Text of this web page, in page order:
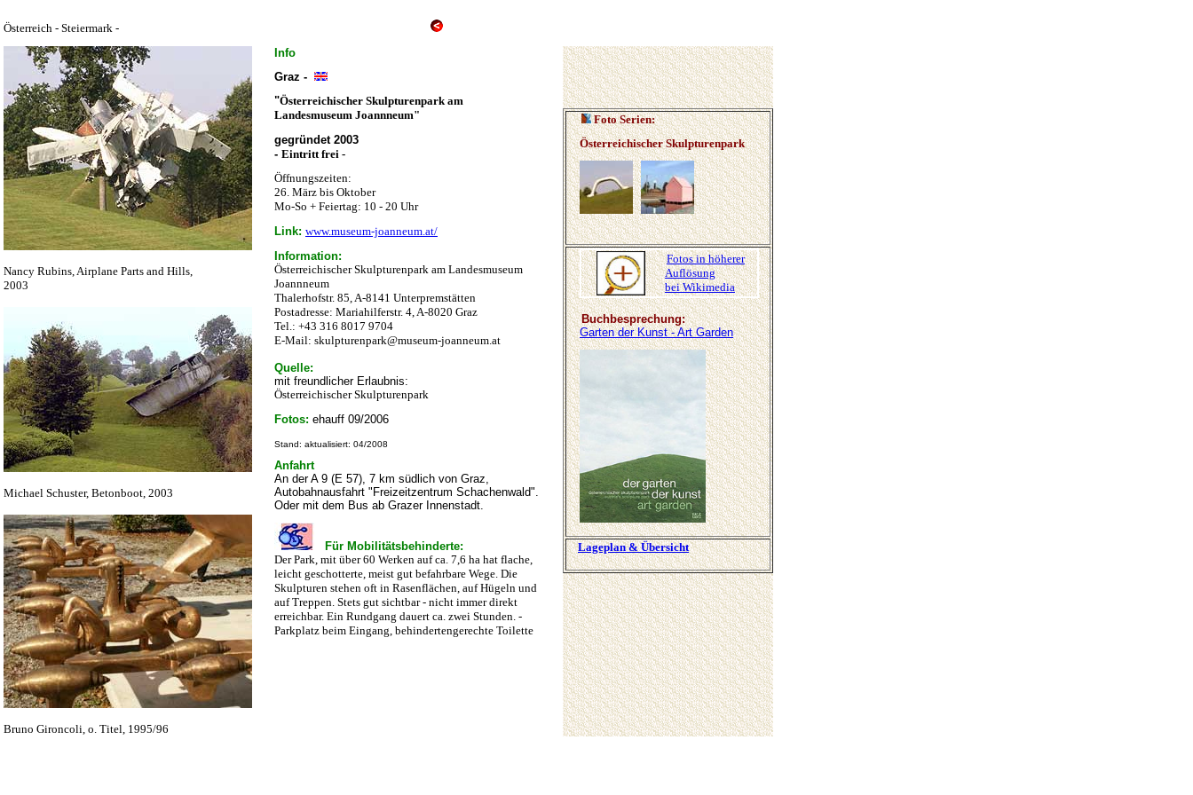
Österreich - Steiermark -
Nancy Rubins, Airplane Parts and Hills,
2003
Michael Schuster, Betonboot, 2003
Bruno Gironcoli, o. Titel, 1995/96
Info
Graz -
"Österreichischer Skulpturenpark am
Landesmuseum Joannneum"
gegründet 2003
- Eintritt frei -
Öffnungszeiten:
26. März bis Oktober
Mo-So + Feiertag: 10 - 20 Uhr
Link: www.museum-joanneum.at/
Information:
Österreichischer Skulpturenpark am Landesmuseum
Joannneum
Thalerhofstr. 85, A-8141 Unterpremstätten
Postadresse: Mariahilferstr. 4, A-8020 Graz
Tel.: +43 316 8017 9704
E-Mail: skulpturenpark@museum-joanneum.at
Quelle:
mit freundlicher Erlaubnis:
Österreichischer Skulpturenpark
Fotos: ehauff 09/2006
Stand: aktualisiert: 04/2008
Anfahrt
An der A 9 (E 57), 7 km südlich von Graz,
Autobahnausfahrt "Freizeitzentrum Schachenwald".
Oder mit dem Bus ab Grazer Innenstadt.
Für Mobilitätsbehinderte:
Der Park, mit über 60 Werken auf ca. 7,6 ha hat flache,
leicht geschotterte, meist gut befahrbare Wege. Die
Skulpturen stehen oft in Rasenflächen, auf Hügeln und
auf Treppen. Stets gut sichtbar - nicht immer direkt
erreichbar. Ein Rundgang dauert ca. zwei Stunden. -
Parkplatz beim Eingang, behindertengerechte Toilette
Foto Serien:
Österreichischer Skulpturenpark
Fotos in höherer
Auflösung
bei Wikimedia
Buchbesprechung:
Garten der Kunst - Art Garden
Lageplan & Übersicht